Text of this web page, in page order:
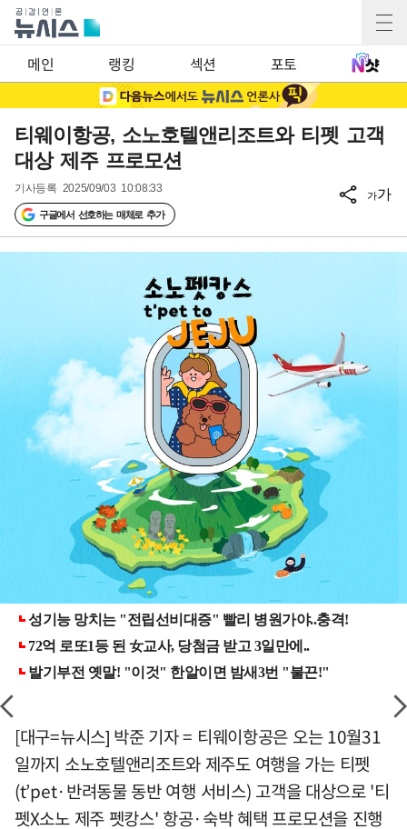
메인 랭킹 섹션 포토
티웨이항공, 소노호텔앤리조트와 티펫 고객
대상 제주 프로모션
기사등록 2025/09/03 10:08:33
구글에서 선호하는 매체로 추가
가가
[대구=뉴시스] 박준 기자 = 티웨이항공은 오는 10월31
일까지 소노호텔앤리조트와 제주도 여행을 가는 티펫
(t’pet·반려동물 동반 여행 서비스) 고객을 대상으로 '티
펫X소노 제주 펫캉스' 항공·숙박 혜택 프로모션을 진행